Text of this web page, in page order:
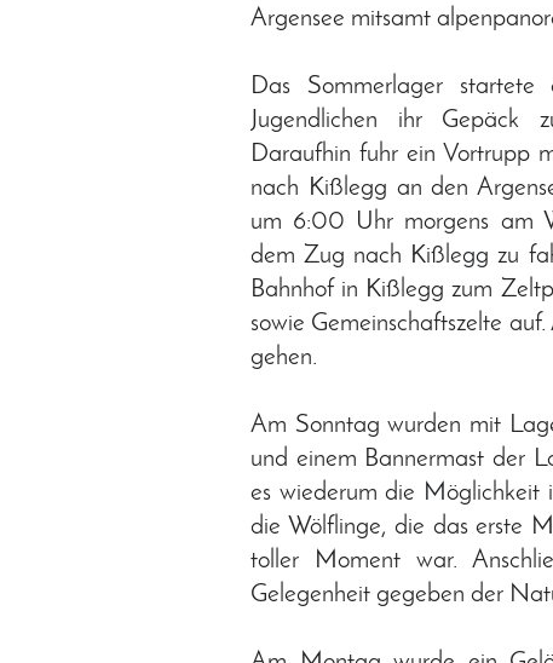
Argensee mitsamt
Das Sommerlager
Jugendlichen ihr Gepäck
Daraufhin fuhr ein Vortrupp
nach Kißlegg an den
um 6:00 Uhr morgens am
dem Zug nach Kißlegg zu
Bahnhof in Kißlegg zum
sowie Gemeinschaftszelte
gehen.
Am Sonntag wurden mit
und einem Bannermast der
es wiederum die Möglichkeit
die Wölflinge, die das erste
toller Moment war.
Gelegenheit gegeben der